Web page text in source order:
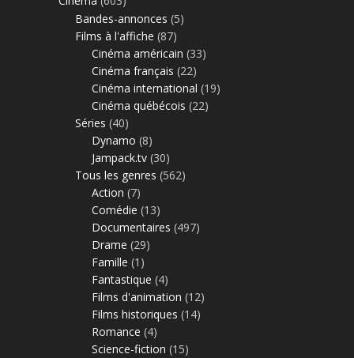
Bandes-annonces (5)
Films à l'affiche (87)
Cinéma américain (33)
Cinéma français (22)
Cinéma international (19)
Cinéma québécois (22)
Séries (40)
Dynamo (8)
Jampack.tv (30)
Tous les genres (562)
Action (7)
Comédie (13)
Documentaires (497)
Drame (29)
Famille (1)
Fantastique (4)
Films d'animation (12)
Films historiques (14)
Romance (4)
Science-fiction (15)